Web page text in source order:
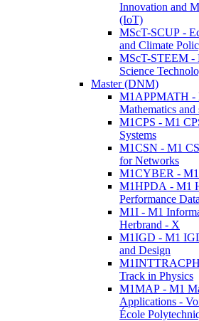
Innovation and
(IoT)
MScT-SCUP -
and Climate
MScT-STEEM -
Science
Master (DNM)
M1APPMATH -
Mathematics and
M1CPS - M1
Systems
M1CSN - M1
for Networks
M1CYBER - M1
M1HPDA - M1
Performance
M1I - M1
Herbrand - X
M1IGD - M1
and Design
Track in Physics
M1MAP - M1
Applications -
École